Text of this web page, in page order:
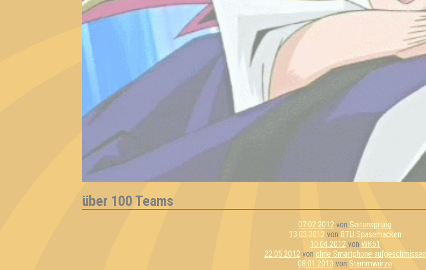
über 100 Teams
07.02.2012 von Seitensprung
13.03.2012 von BTU Spasemacken
10.04.2012 von WK51
22.05.2012 von ohne Smartphone aufgeschmissen
08.01.2013 von Stammwürze